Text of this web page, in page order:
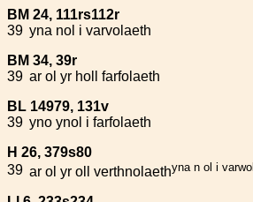
BM 24, 111rs112r
39 yna nol i varvolaeth
BM 34, 39r
39 ar ol yr holl farfolaeth
BL 14979, 131v
39 yno ynol i farfolaeth
H 26, 379s80
39 ar ol yr oll verthnolaethyna n ol i